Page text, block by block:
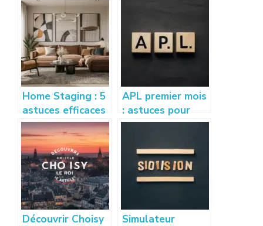
Home Staging : 5
astuces efficaces
pour vendre son
appartement
rapidement
APL premier mois
: astuces pour
bien calculer et
droits
Découvrir Choisy Simulateur